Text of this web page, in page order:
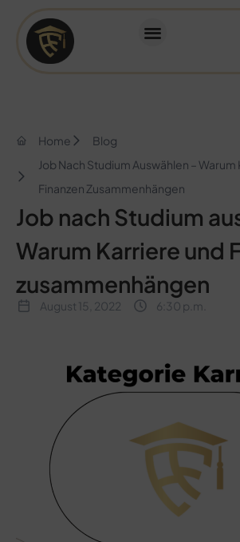
Home
Blog
Job Nach Studium Auswählen – Warum
Finanzen Zusammenhängen
Job nach Studium
Warum Karriere und
zusammenhängen
August 15, 2022 6:30 p.m.